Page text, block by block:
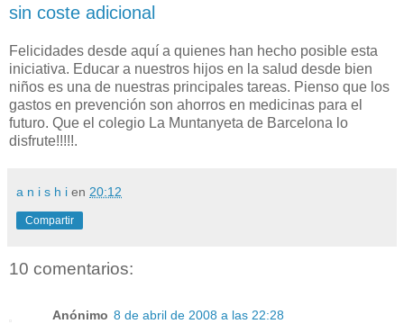
sin coste adicional
Felicidades desde aquí a quienes han hecho posible esta
iniciativa. Educar a nuestros hijos en la salud desde bien
niños es una de nuestras principales tareas. Pienso que los
gastos en prevención son ahorros en medicinas para el
futuro. Que el colegio La Muntanyeta de Barcelona lo
disfrute!!!!!.
a n i s h i en 20:12
Compartir
10 comentarios:
Anónimo 8 de abril de 2008 a las 22:28